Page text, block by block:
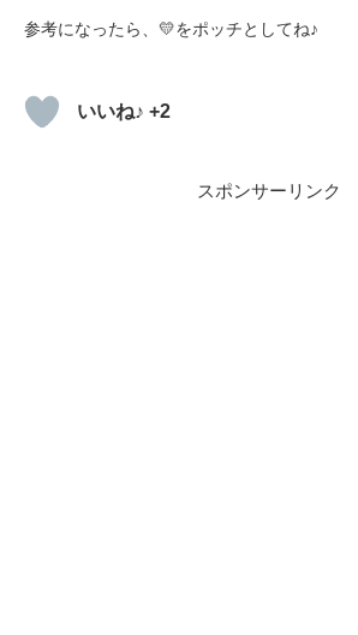
参考になったら、💛をポッチとしてね♪
いいね♪ +2
スポンサーリンク